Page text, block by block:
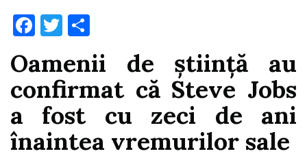
Facebook
Twitter
Oamenii de știință au
confirmat că Steve Jobs
a fost cu zeci de ani
înaintea vremurilor sale